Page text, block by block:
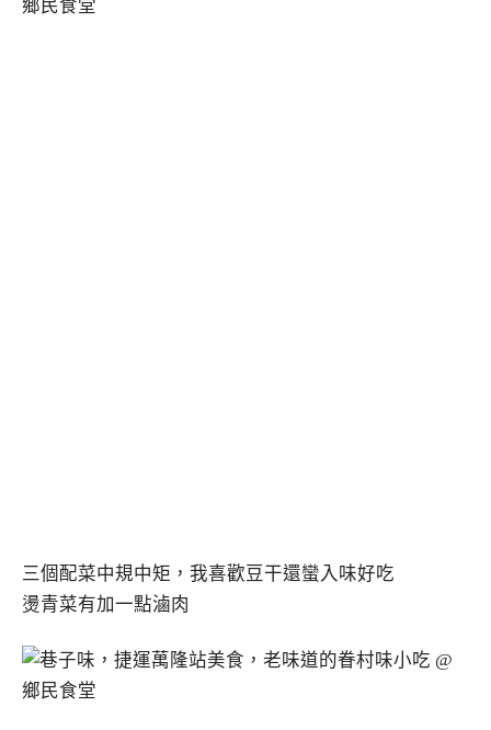
三個配菜中規中矩，我喜歡豆干還蠻入味好吃
燙青菜有加一點滷肉